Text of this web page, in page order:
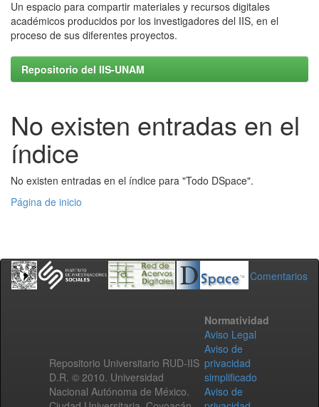
Un espacio para compartir materiales y recursos digitales
académicos producidos por los investigadores del IIS, en el
proceso de sus diferentes proyectos.
Repositorio del IIS-UNAM
No existen entradas en el
índice
No existen entradas en el índice para "Todo DSpace".
Página de inicio
Comentarios
Repositorio Universitario RUD-IIS
D.R. © 2010. Universidad
Nacional Autónoma de México.
Normatividad
Aviso Legal
Aviso de
privacidad
simplificado
Aviso de